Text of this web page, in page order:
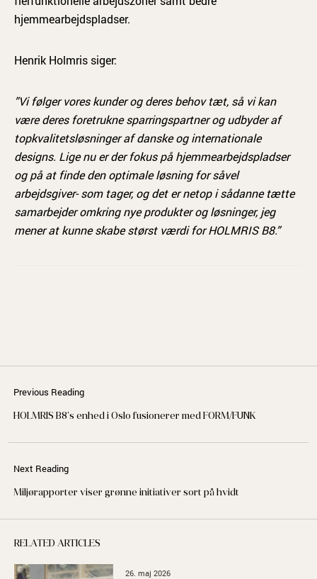
hjemmearbejdspladser.
Henrik Holmris siger:
”Vi følger vores kunder og deres behov tæt, så vi kan
være deres foretrukne sparringspartner og udbyder af
topkvalitetsløsninger af danske og internationale
designs. Lige nu er der fokus på hjemmearbejdspladser
og på at finde den optimale løsning for såvel
arbejdsgiver- som tager, og det er netop i sådanne tætte
samarbejder omkring nye produkter og løsninger, jeg
mener at kunne skabe størst værdi for HOLMRIS B8.”
Previous Reading
HOLMRIS B8’s enhed i Oslo fusionerer med FORM/FUNK
Next Reading
Miljørapporter viser grønne initiativer sort på hvidt
RELATED ARTICLES
26. maj 2026